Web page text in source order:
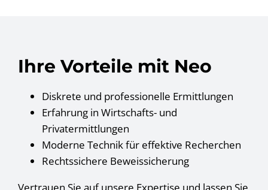
Ihre Vorteile mit Neo
Diskrete und professionelle Ermittlungen
Erfahrung in Wirtschafts- und
Privatermittlungen
Moderne Technik für effektive Recherchen
Rechtssichere Beweissicherung